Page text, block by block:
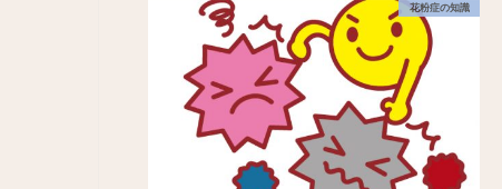
花粉症の知識